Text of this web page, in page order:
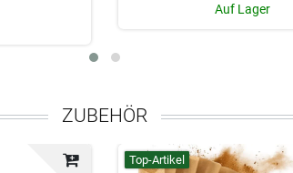
Auf Lager
ZUBEHÖR
Top-Artikel